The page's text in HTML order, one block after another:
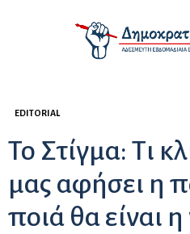
EDITORIAL
Το Στίγμα: Τι
μας αφήσει η
ποιά θα είναι